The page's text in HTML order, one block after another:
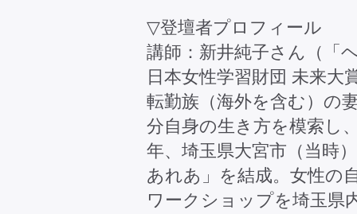
▽登壇者プロフィール
講師：新井純子さん（「
日本女性学習財団 未来大
転勤族（海外を含む）の
分自身の生き方を模索し
年、埼玉県大宮市（当時
あれあ」を結成。女性の
ワークショップを埼玉県